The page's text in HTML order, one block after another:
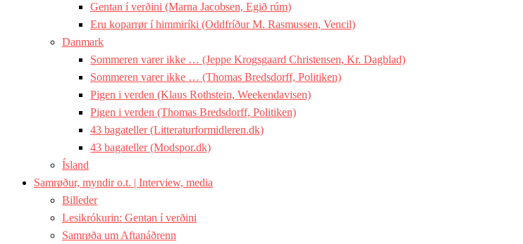
Gentan í verðini (Marna Jacobsen, Egið rúm)
Eru koparrør í himmiríki (Oddfríður M. Rasmussen, Vencil)
Danmark
Sommeren varer ikke … (Jeppe Krogsgaard Christensen, Kr. Dagblad)
Sommeren varer ikke … (Thomas Bredsdorff, Politiken)
Pigen i verden (Klaus Rothstein, Weekendavisen)
Pigen i verden (Thomas Bredsdorff, Politiken)
43 bagateller (Litteraturformidleren.dk)
43 bagateller (Modspor.dk)
Ísland
Samrøður, myndir o.t. | Interview, media
Billeder
Lesikrókurin: Gentan í verðini
Samrøða um Aftanáðrenn